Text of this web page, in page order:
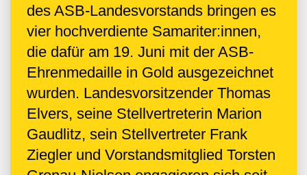
des ASB-Landesvorstands bringen es
vier hochverdiente Samariter:innen,
die dafür am 19. Juni mit der ASB-
Ehrenmedaille in Gold ausgezeichnet
wurden. Landesvorsitzender Thomas
Elvers, seine Stellvertreterin Marion
Gaudlitz, sein Stellvertreter Frank
Ziegler und Vorstandsmitglied Torsten